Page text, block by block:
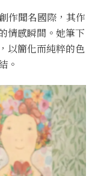
作聞名國際，其作
情感瞬間。她筆下
以簡化而純粹的色
。